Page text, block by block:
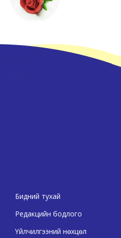
Бидний тухай
Редакцийн бодлого
Үйлчилгээний нөхцөл